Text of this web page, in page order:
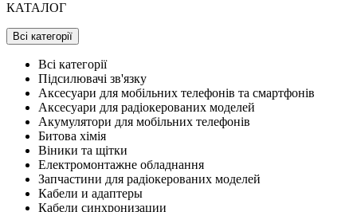
КАТАЛОГ
Всі категорії
Всі категорії
Підсилювачі зв'язку
Аксесуари для мобільних телефонів та смартфонів
Аксесуари для радіокерованих моделей
Акумулятори для мобільних телефонів
Битова хімія
Віники та щітки
Електромонтажне обладнання
Запчастини для радіокерованих моделей
Кабели и адаптеры
Кабели синхронизации